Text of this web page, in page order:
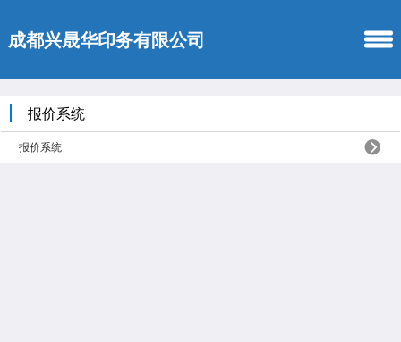
成都兴晟华印务有限公司
报价系统
报价系统